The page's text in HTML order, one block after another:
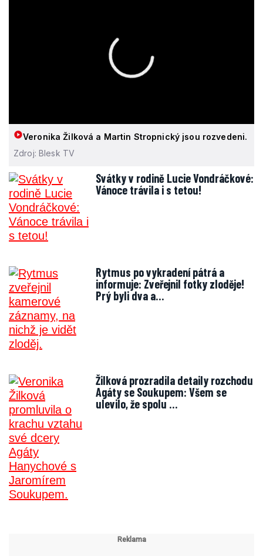
Veronika Žilková a Martin Stropnický jsou rozvedeni.
Zdroj: Blesk TV
Svátky v rodině Lucie Vondráčkové:
Vánoce trávila i s tetou!
Rytmus po vykradení pátrá a
informuje: Zveřejnil fotky zloděje!
Prý byli dva a…
Žilková prozradila detaily rozchodu
Agáty se Soukupem: Všem se
ulevilo, že spolu …